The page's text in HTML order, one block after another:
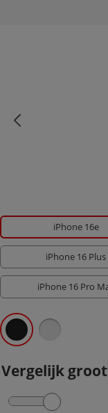
iPhone 16e
iPhone 16 Plus
iPhone 16 Pro
Vergelijk